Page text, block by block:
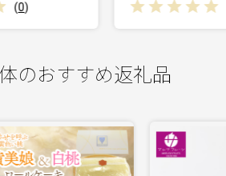
のおすすめ返礼品